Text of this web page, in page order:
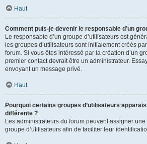
Haut
Comment puis-je devenir le responsable d’un
Le responsable d’un groupe d’utilisateurs est
les groupes d’utilisateurs sont initialement créés
forum. Si vous êtes intéressé par la création d’un
premier contact devrait être un administrateur.
envoyant un message privé.
Haut
Pourquoi certains groupes d’utilisateurs
différente ?
Les administrateurs du forum peuvent assigner
groupe d’utilisateurs afin de faciliter leur